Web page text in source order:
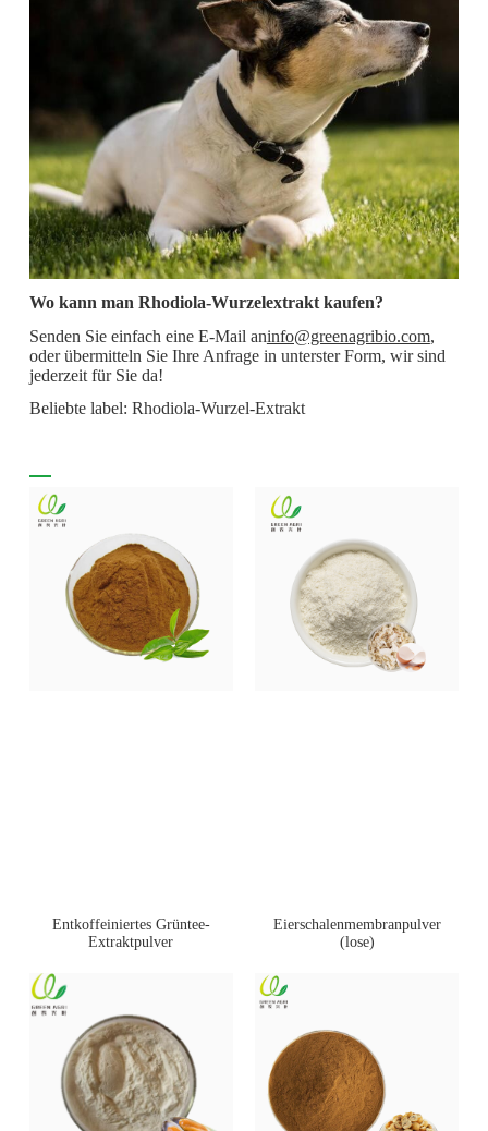
Wo kann man Rhodiola-Wurzelextrakt kaufen?
Senden Sie einfach eine E-Mail aninfo@greenagribio.com,
oder übermitteln Sie Ihre Anfrage in unterster Form, wir sind
jederzeit für Sie da!
Beliebte label: Rhodiola-Wurzel-Extrakt
Entkoffeiniertes Grüntee-
Extraktpulver
Eierschalenmembranpulver
(lose)